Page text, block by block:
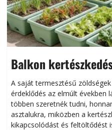
Balkon
Helytakarékos
A saját termesztésű
érdeklődés az elmúlt években
többen szeretnék tudni,
asztalukra, miközben a
kikapcsolódást és feltöltődést